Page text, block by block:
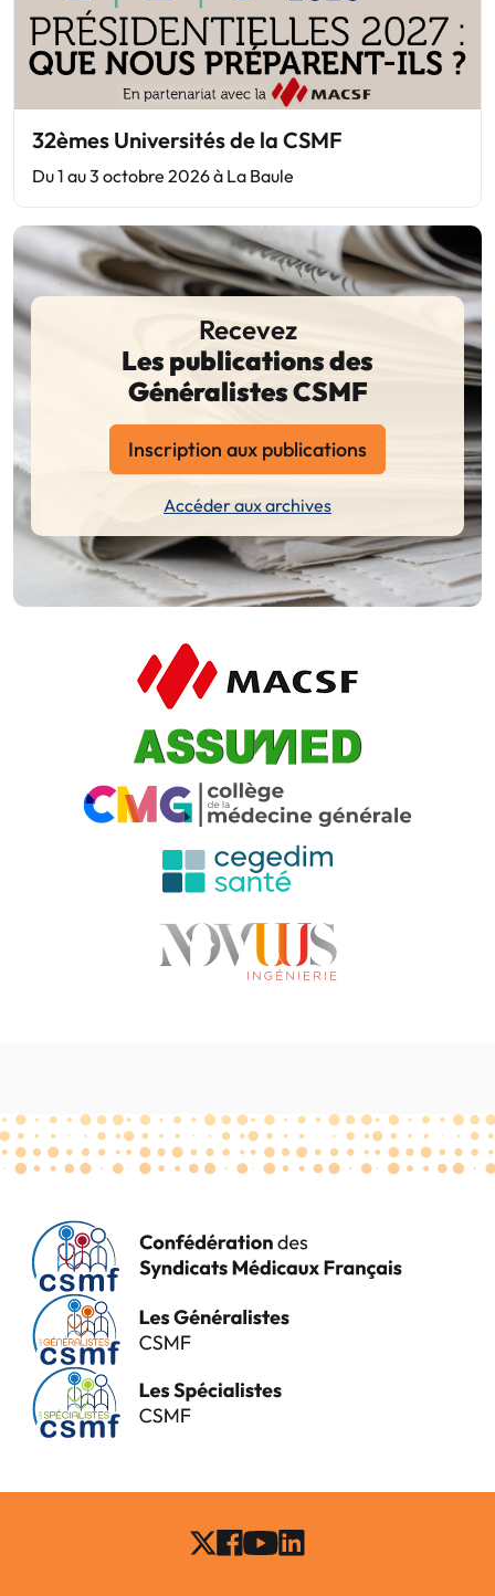
32èmes Universités de la CSMF
Du 1 au 3 octobre 2026 à La Baule
Recevez
Les publications des
Généralistes CSMF
Inscription aux publications
Accéder aux archives